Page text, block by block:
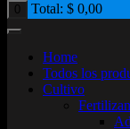
0 Total: $ 0,00
Home
Todos los
Cultivo